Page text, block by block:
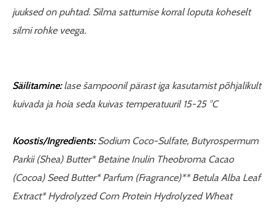
juuksed on puhtad. Silma sattumise korral loputa koheselt
silmi rohke veega.
Säilitamine:lase šampoonil pärast iga kasutamist põhjalikult
kuivada ja hoia seda kuivas temperatuuril 15-25 °C
Koostis/Ingredients:Sodium Coco-Sulfate, Butyrospermum
Parkii (Shea) Butter* Betaine Inulin Theobroma Cacao
(Cocoa) Seed Butter* Parfum (Fragrance)** Betula Alba Leaf
Extract* Hydrolyzed Corn Protein Hydrolyzed Wheat